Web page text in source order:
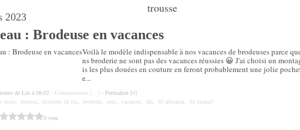
trousse
2023
: Brodeuse en vacances
Voilà le modèle indispensable à nos vacances de brodeuses parce
ns broderie ne sont pas des vacances réussies 😀 J'ai choisi un
is les plus douées en couture en feront probablement une jolie
e...
de Lin à 08:02 - Commentaires [… - Permalien [#]
croix, trousse, histoires de lin, broderie, mer, vacances, été, fil artisanal, fil nuancé
0 vote